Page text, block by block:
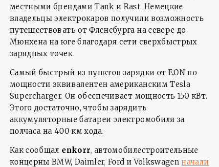
местными брендами Tank и Rast. Немецкие
владельцы электрокаров получили возможность
путешествовать от Фленсбурга на севере до
Мюнхена на юге благодаря сети сверхбыстрых
зарядных точек.
Самый быстрый из пунктов зарядки от E.ON по
мощности эквивалентен американским Tesla
Supercharger. Он обеспечивает мощность 150 кВт.
Этого достаточно, чтобы зарядить
аккумуляторные батареи электромобиля за
полчаса на 400 км хода.
Как сообщал enkorr, автомобилестроительные
концерны BMW, Daimler, Ford и Volkswagenначали